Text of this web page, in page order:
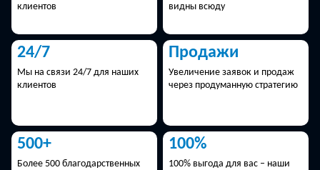
клиентов
видны всюду
24/7
Мы на связи 24/7 для наших
клиентов
Продажи
Увеличение заявок и продаж
через продуманную стратегию
500+
Более 500 благодарственных
100%
100% выгода для вас – наши